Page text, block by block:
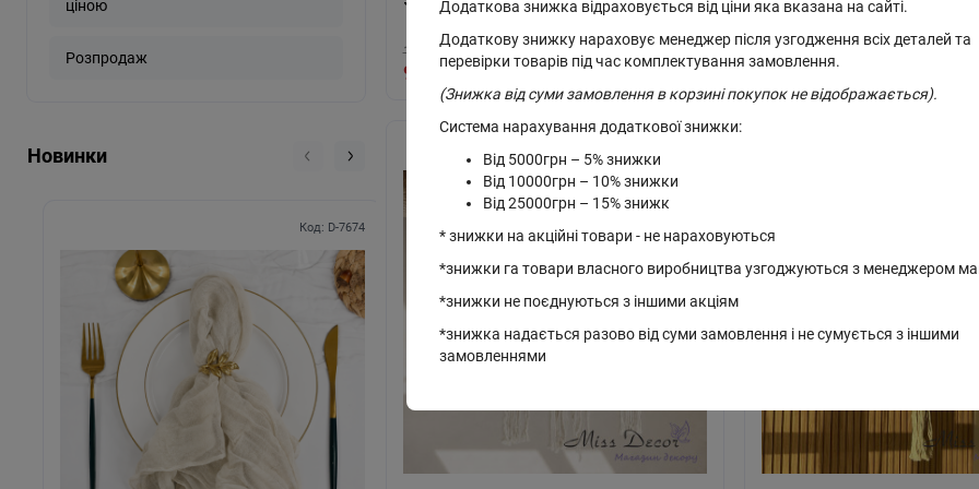
ціною
Розпродаж
Новинки
Код: D-7674
1155 грн. -15%
985 грн. 1155 грн.
Додаткова знижка відраховується від ціни яка вказана на сайті.
Додаткову знижку нараховує менеджер після узгодження всіх деталей та
перевірки товарів під час комплектування замовлення.
(Знижка від суми замовлення в корзині покупок не відображається).
Система нарахування додаткової знижки:
Від 5000грн – 5% знижки
Від 10000грн – 10% знижки
Від 25000грн – 15% знижк
* знижки на акційні товари - не нараховуються
*знижки га товари власного виробництва узгоджуються з менеджером
*знижки не поєднуються з іншими акціям
*знижка надається разово від суми замовлення і не сумується з іншими
замовленнями